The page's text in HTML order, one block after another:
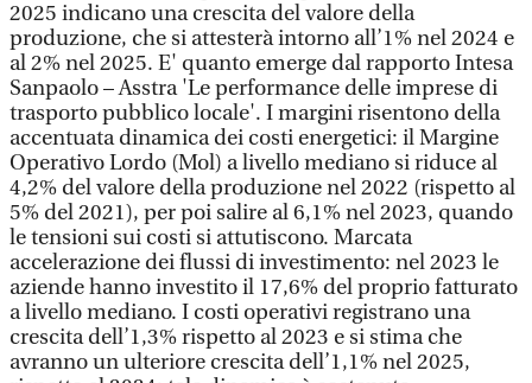
2025 indicano una crescita del valore della
produzione, che si attesterà intorno all’1% nel 2024 e
al 2% nel 2025. E' quanto emerge dal rapporto Intesa
Sanpaolo – Asstra 'Le performance delle imprese di
trasporto pubblico locale'. I margini risentono della
accentuata dinamica dei costi energetici: il Margine
Operativo Lordo (Mol) a livello mediano si riduce al
4,2% del valore della produzione nel 2022 (rispetto al
5% del 2021), per poi salire al 6,1% nel 2023, quando
le tensioni sui costi si attutiscono. Marcata
accelerazione dei flussi di investimento: nel 2023 le
aziende hanno investito il 17,6% del proprio fatturato
a livello mediano. I costi operativi registrano una
crescita dell’1,3% rispetto al 2023 e si stima che
avranno un ulteriore crescita dell’1,1% nel 2025,